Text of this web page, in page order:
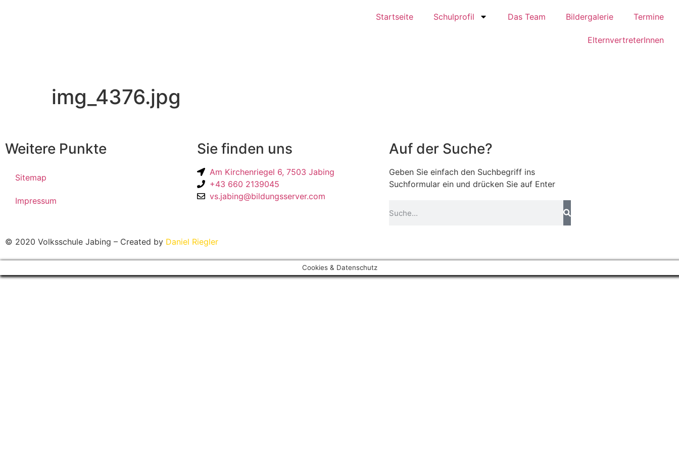
Startseite Schulprofil Das Team Bildergalerie Termine
ElternvertreterInnen
img_4376.jpg
Weitere Punkte
Sitemap
Impressum
Sie finden uns
Am Kirchenriegel 6, 7503 Jabing
+43 660 2139045
vs.jabing@bildungsserver.com
Auf der Suche?
Geben Sie einfach den Suchbegriff ins
Suchformular ein und drücken Sie auf Enter
© 2020 Volksschule Jabing – Created by Daniel Riegler
Cookies & Datenschutz